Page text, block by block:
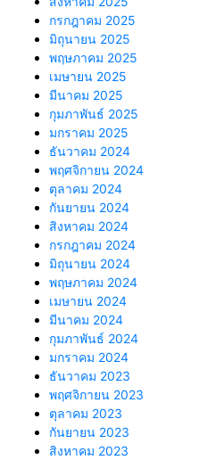
กรกฎาคม 2025
มิถุนายน 2025
พฤษภาคม 2025
เมษายน 2025
มีนาคม 2025
กุมภาพันธ์ 2025
มกราคม 2025
ธันวาคม 2024
พฤศจิกายน 2024
ตุลาคม 2024
กันยายน 2024
สิงหาคม 2024
กรกฎาคม 2024
มิถุนายน 2024
พฤษภาคม 2024
เมษายน 2024
มีนาคม 2024
กุมภาพันธ์ 2024
มกราคม 2024
ธันวาคม 2023
พฤศจิกายน 2023
ตุลาคม 2023
กันยายน 2023
สิงหาคม 2023